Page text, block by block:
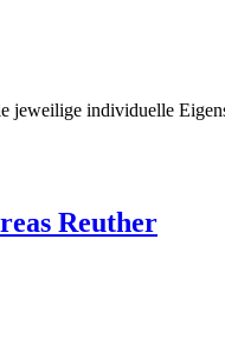
jeweilige individuelle
Reuther